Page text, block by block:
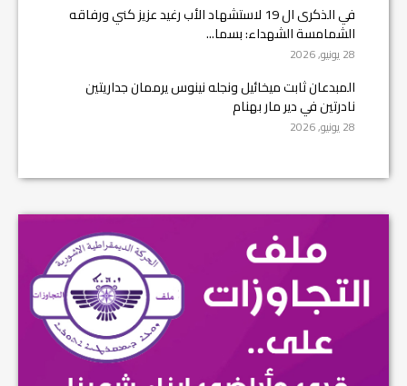
في الذكرى ال 19 لاستشهاد الأب رغيد عزيز كني ورفاقه
الشمامسة الشهداء: بسما...
28 يونيو, 2026
المبدعان ثابت ميخائيل ونجله نينوس يرممان جداريتين
نادرتين في دير مار بهنام
28 يونيو, 2026